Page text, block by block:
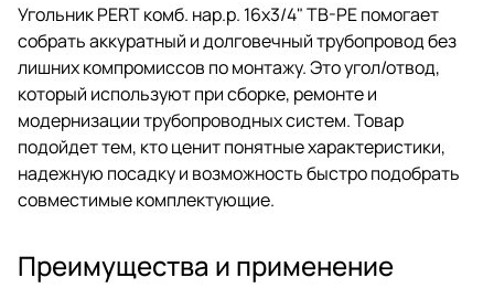
Угольник PERT комб. нар.р. 16x3/4" TB-PE помогает
собрать аккуратный и долговечный трубопровод без
лишних компромиссов по монтажу. Это угол/отвод,
который используют при сборке, ремонте и
модернизации трубопроводных систем. Товар
подойдет тем, кто ценит понятные характеристики,
надежную посадку и возможность быстро подобрать
совместимые комплектующие.
Преимущества и применение